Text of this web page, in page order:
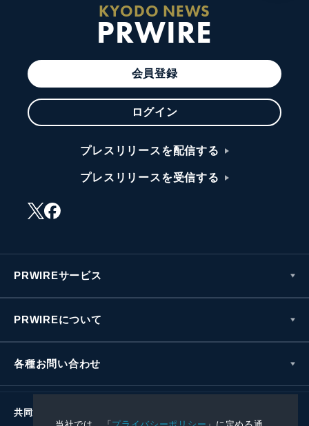
KYODO NEWS
PRWIRE
会員登録
ログイン
プレスリリースを配信する
プレスリリースを受信する
PRWIREサービス
PRWIREについて
各種お問い合わせ
共同通信社グループ